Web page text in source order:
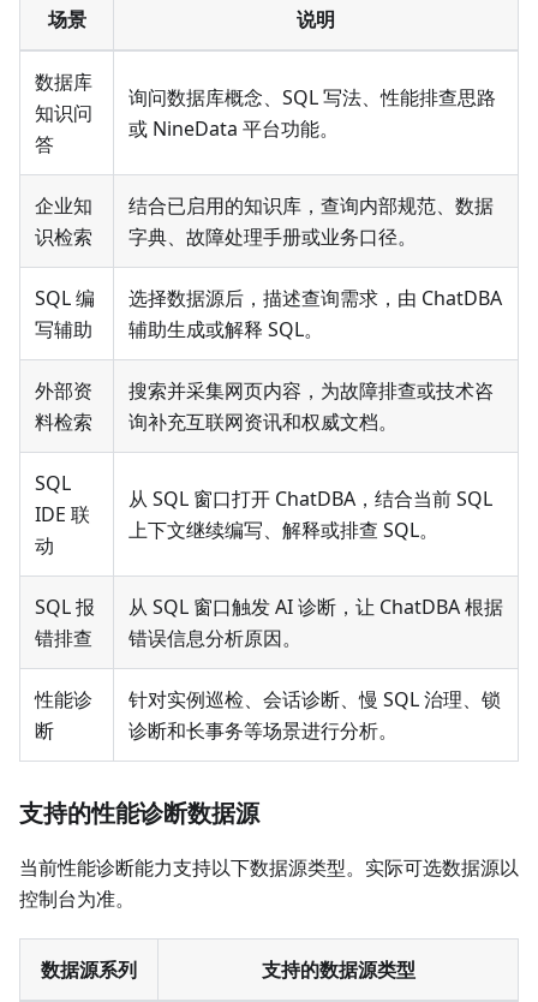
场景 说明
数据库
知识问
答
询问数据库概念、SQL 写法、性能排查思路
或 NineData 平台功能。
企业知
识检索
结合已启用的知识库，查询内部规范、数据
字典、故障处理手册或业务口径。
SQL 编
写辅助
选择数据源后，描述查询需求，由 ChatDBA
辅助生成或解释 SQL。
外部资
料检索
搜索并采集网页内容，为故障排查或技术咨
询补充互联网资讯和权威文档。
SQL
IDE 联
动
从 SQL 窗口打开 ChatDBA，结合当前 SQL
上下文继续编写、解释或排查 SQL。
SQL 报
错排查
从 SQL 窗口触发 AI 诊断，让 ChatDBA 根据
错误信息分析原因。
性能诊
断
针对实例巡检、会话诊断、慢 SQL 治理、锁
诊断和长事务等场景进行分析。
支持的性能诊断数据源
当前性能诊断能力支持以下数据源类型。实际可选数据源以
控制台为准。
数据源系列 支持的数据源类型